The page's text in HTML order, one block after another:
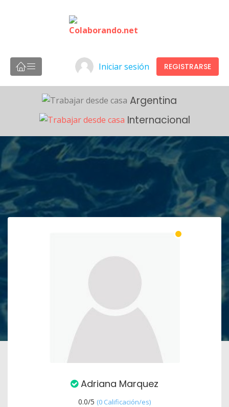
Iniciar sesión REGISTRARSE
Argentina
Internacional
Adriana Marquez
0.0/5 (0 Calificación/es)